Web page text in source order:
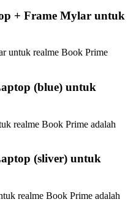
+ Frame Mylar untuk
untuk realme Book Prime
(blue) untuk
realme Book Prime adalah
(sliver) untuk
realme Book Prime adalah